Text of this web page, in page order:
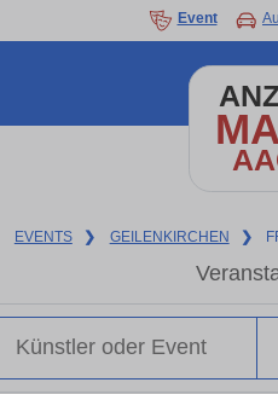
Event
EVENTS ❯ GEILENKIRCHEN ❯